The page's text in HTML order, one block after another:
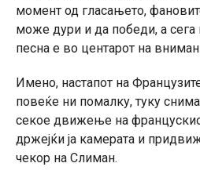
момент од гласањето,
може дури и да победи, а сега
песна е во центарот на
Имено, настапот на
повеќе ни помалку, туку
секое движење на
држејќи ја камерата и
чекор на Слиман.